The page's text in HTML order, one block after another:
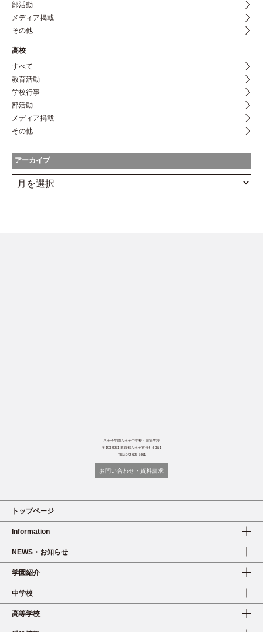
部活動
メディア掲載
その他
高校
すべて
教育活動
学校行事
部活動
メディア掲載
その他
アーカイブ
八王子学園八王子中学校・高等学校
〒193-0931 東京都八王子市台町4-35-1
TEL:042-623-3461
お問い合わせ・資料請求
トップページ
Information
NEWS・お知らせ
学園紹介
中学校
高等学校